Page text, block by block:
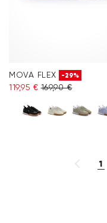
MOVA FLEX -29%
119,95 € 169,90 €
1